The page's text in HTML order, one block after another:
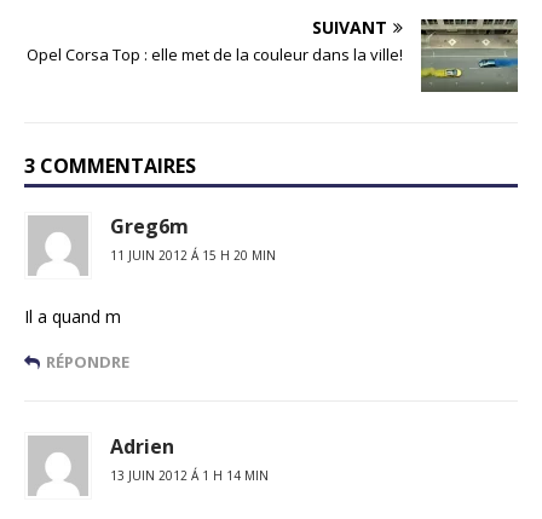
SUIVANT
Opel Corsa Top : elle met de la couleur dans la ville!
3 COMMENTAIRES
Greg6m
11 JUIN 2012 Á 15 H 20 MIN
Il a quand m
RÉPONDRE
Adrien
13 JUIN 2012 Á 1 H 14 MIN